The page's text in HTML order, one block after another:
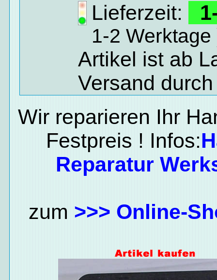
Lieferzeit:
1-2 Werktage
Artikel ist ab
Versand
Wir reparieren Ihr
Festpreis ! Infos:
Reparatur
zum >>> Online-